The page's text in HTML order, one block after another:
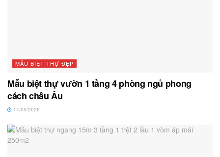
MẪU BIỆT THỰ ĐẸP
Mẫu biệt thự vườn 1 tầng 4 phòng ngủ phong
cách châu Âu
14/05/2026